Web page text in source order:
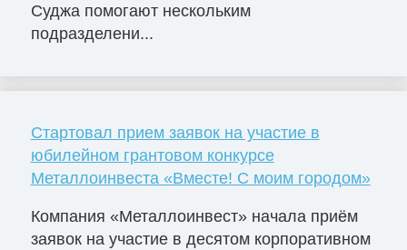
Суджа помогают нескольким
подразделени...
Стартовал прием заявок на участие в
юбилейном грантовом конкурсе
Металлоинвеста «Вместе! С моим городом»
Компания «Металлоинвест» начала приём
заявок на участие в десятом корпоративном